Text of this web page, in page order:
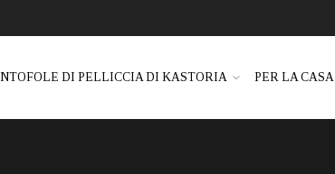
DI PELLICCIA DI KASTORIA PER LA CASA